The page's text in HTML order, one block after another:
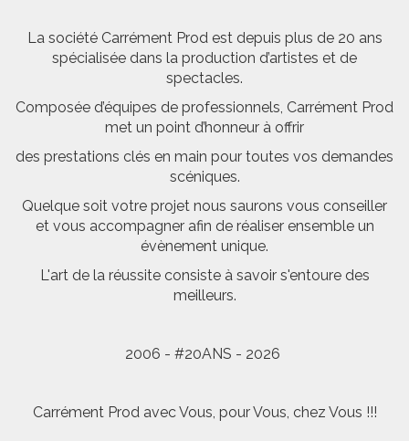
La société Carrément Prod est depuis plus de 20 ans
spécialisée dans la production d’artistes et de
spectacles.
Composée d’équipes de professionnels, Carrément Prod
met un point d’honneur à offrir
des prestations clés en main pour toutes vos demandes
scéniques.
Quelque soit votre projet nous saurons vous conseiller
et vous accompagner afin de réaliser ensemble un
évènement unique.
L'art de la réussite consiste à savoir s'entoure des
meilleurs.
2006 - #20ANS - 2026
Carrément Prod avec Vous, pour Vous, chez Vous !!!